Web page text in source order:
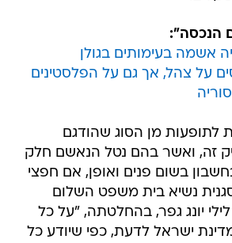
הנכסה":
אשמה בעימותים בגולן
על צהל, אך גם על הפלסטינים
לתופעות מן הסוג שהודגם
זה, ואשר בהם נטל הנאשם חלק
בשום פנים ואופן, אם חפצי
נשיא בית משפט השלום
יונג גפר, בהחלטתה, "על כל
ישראל לדעת, כפי שיודע כל